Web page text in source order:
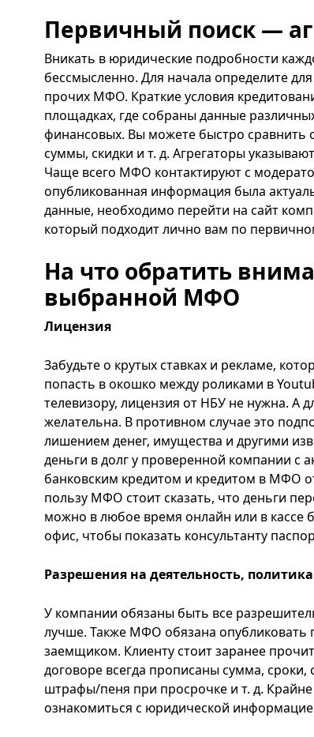
Первичный поиск —
Вникать в юридические подробности
бессмысленно. Для начала определите
прочих МФО. Краткие условия
площадках, где собраны данные
финансовых. Вы можете быстро сравнить
суммы, скидки и т. д. Агрегаторы
Чаще всего МФО контактируют с
опубликованная информация была
данные, необходимо перейти на сайт
который подходит лично вам по
На что обратить
выбранной МФО
Лицензия
Забудьте о крутых ставках и рекламе,
попасть в окошко между роликами в
телевизору, лицензия от НБУ не нужна. А
желательна. В противном случае это
лишением денег, имущества и другими
деньги в долг у проверенной компании с
банковским кредитом и кредитом в МФО
пользу МФО стоит сказать, что деньги
можно в любое время онлайн или в кассе
офис, чтобы показать консультанту
Разрешения на деятельность,
У компании обязаны быть все
лучше. Также МФО обязана опубликовать
заемщиком. Клиенту стоит заранее
договоре всегда прописаны сумма,
штрафы/пеня при просрочке и т. д.
ознакомиться с юридической